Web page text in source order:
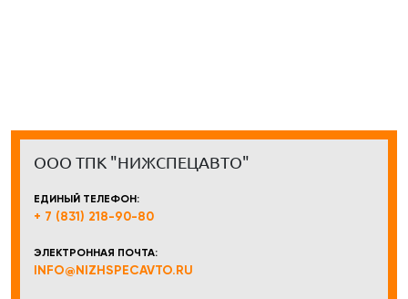
ООО ТПК "НИЖСПЕЦАВТО"
ЕДИНЫЙ ТЕЛЕФОН:
+ 7 (831) 218-90-80
ЭЛЕКТРОННАЯ ПОЧТА:
INFO@NIZHSPECAVTO.RU